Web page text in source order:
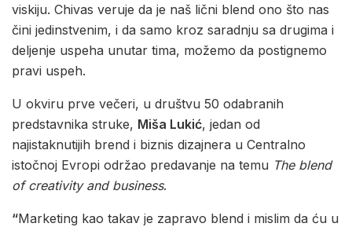
viskiju. Chivas veruje da je naš lični blend ono što nas
čini jedinstvenim, i da samo kroz saradnju sa drugima i
deljenje uspeha unutar tima, možemo da postignemo
pravi uspeh.
U okviru prve večeri, u društvu 50 odabranih
predstavnika struke, Miša Lukić, jedan od
najistaknutijih brend i biznis dizajnera u Centralno
istočnoj Evropi održao predavanje na temu The blend
of creativity and business.
“Marketing kao takav je zapravo blend i mislim da ću u